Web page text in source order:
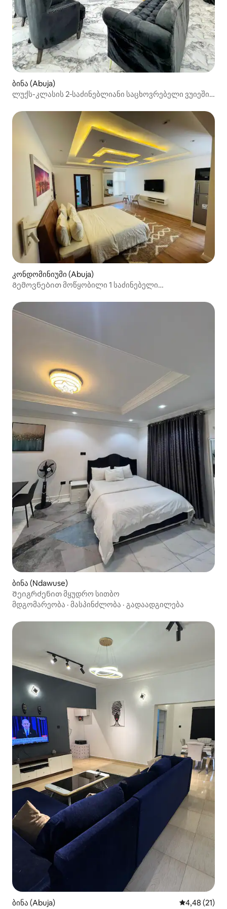
ბინა (Abuja)
ლუქს-კლასის 2‑საძინებლიანი საცხოვრებელი ვუიეში |
კონდომინიუმი (Abuja)
Გემოვნებით მოწყობილი 1 საძინებელი
ბინა (Ndawuse)
Შეიგრძენით მყუდრო სითბო
მდგომარეობა · მასპინძლობა · გადაადგილება
ბინა (Abuja) საშუალო
4,48 (21)